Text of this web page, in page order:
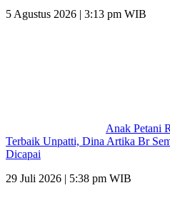
5 Agustus 2026 | 3:13 pm WIB
Anak Petani
Terbaik Unpatti, Dina Artika Br
Dicapai
29 Juli 2026 | 5:38 pm WIB